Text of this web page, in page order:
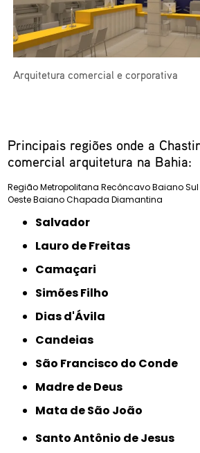
Arquitetura comercial e corporativa
Principais regiões onde a
comercial arquitetura na Bahia:
Região Metropolitana Recôncavo Baiano
Oeste BaianoChapada Diamantina
Salvador
Lauro de Freitas
Camaçari
Simões Filho
Dias d'Ávila
Candeias
São Francisco do Conde
Madre de Deus
Mata de São João
Santo Antônio de Jesus